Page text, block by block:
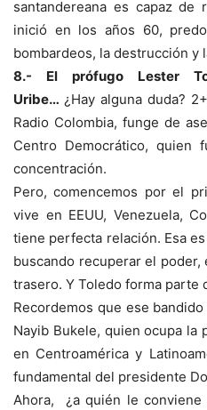
santandereana es capaz de
inició en los años 60,
bombardeos, la destrucción y
8.- El prófugo Lester
Uribe… ¿Hay alguna duda?
Radio Colombia, funge de
Centro Democrático, quien
concentración.
Pero, comencemos por el
vive en EEUU, Venezuela,
tiene perfecta relación. Esa
buscando recuperar el
trasero. Y Toledo forma parte
Recordemos que ese
Nayib Bukele, quien ocupa la
en Centroamérica y
fundamental del presidente
Ahora, ¿a quién le conviene